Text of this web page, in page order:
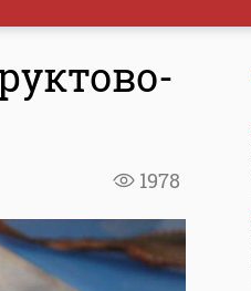
1978